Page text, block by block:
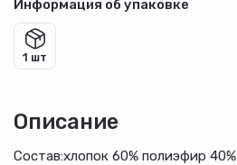
Информация об упаковке
1 шт
Описание
Состав:хлопок 60% полиэфир 40%